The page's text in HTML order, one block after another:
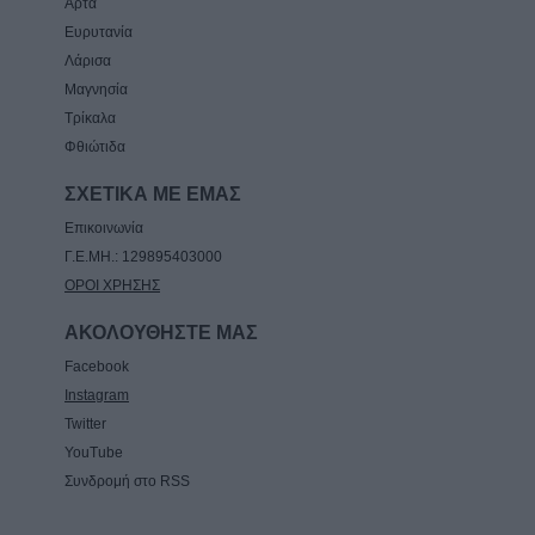
Την Κυριακή 9 Αυγούστου η κηδεία της
Βαΐας Κανέλη
8 Αυγούστου 2026, 11:39
Άρτα
Ευρυτανία
Λάρισα
Μαγνησία
Τρίκαλα
Φθιώτιδα
ΣΧΕΤΙΚΑ ΜΕ ΕΜΑΣ
Επικοινωνία
Γ.Ε.ΜΗ.: 129895403000
ΟΡΟΙ ΧΡΗΣΗΣ
ΑΚΟΛΟΥΘΗΣΤΕ ΜΑΣ
Facebook
Instagram
Twitter
YouTube
Συνδρομή στο RSS